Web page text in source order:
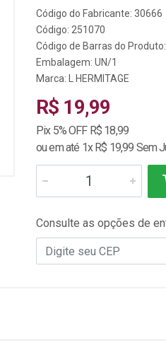
Código do Fabricante: 30666
Código: 251070
Código de Barras do
Embalagem: UN/1
Marca:
L HERMITAGE
R$ 19,99
Pix 5% OFF R$ 18,99
ou em até 1x R$ 19,99 Sem
Consulte as opções de